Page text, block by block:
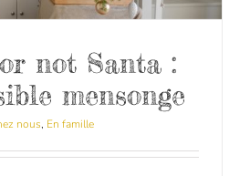
not Santa :
mensonge
nous, En famille